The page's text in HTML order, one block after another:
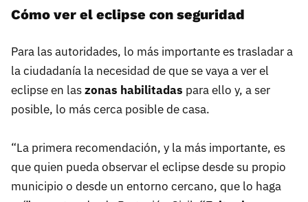
Cómo ver el eclipse con seguridad
Para las autoridades, lo más importante es trasladar a
la ciudadanía la necesidad de que se vaya a ver el
eclipse en laszonas habilitadas para ello y, a ser
posible, lo más cerca posible de casa.
“La primera recomendación, y la más importante, es
que quien pueda observar el eclipse desde su propio
municipio o desde un entorno cercano, que lo haga